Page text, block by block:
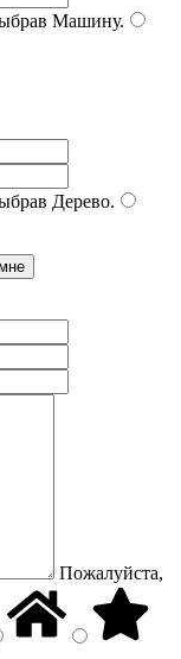
Машину.
Дерево.
Пожалуйста,